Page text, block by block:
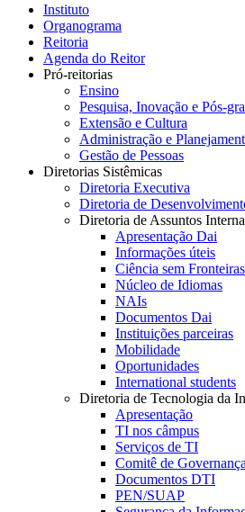
Instituto
Organograma
Reitoria
Agenda do Reitor
Pró-reitorias
Ensino
Pesquisa, Inovação e Pós-
Extensão e Cultura
Administração e
Gestão de Pessoas
Diretorias Sistêmicas
Diretoria Executiva
Diretoria de
Diretoria de Assuntos
Apresentação Dai
Informações úteis
Ciência sem Fronteiras
Núcleo de Idiomas
NAIs
Documentos Dai
Instituições parceiras
Mobilidade
Oportunidades
International students
Diretoria de Tecnologia da
Apresentação
TI nos câmpus
Serviços de TI
Comitê de
Documentos DTI
PEN/SUAP